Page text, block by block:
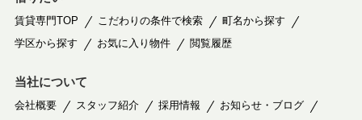
賃貸専門TOP こだわりの条件で検索
町名から探す
学区から探す
お気に入り物件 閲覧履歴
当社について
会社概要 スタッフ紹介 採用情報
お知らせ・ブログ